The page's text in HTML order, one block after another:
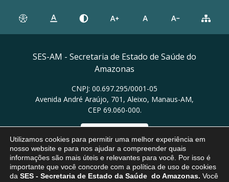
SES-AM - Secretaria de Estado de Saúde do
Amazonas
CNPJ: 00.697.295/0001-05
Avenida André Araújo, 701, Aleixo, Manaus-AM,
CEP 69.060-000.
Utilizamos cookies para permitir uma melhor experiência em
nosso website e para nos ajudar a compreender quais
informações são mais úteis e relevantes para você. Por isso é
importante que você concorde com a política de uso de cookies
da SES - Secretaria de Estado da Saúde do Amazonas. Você